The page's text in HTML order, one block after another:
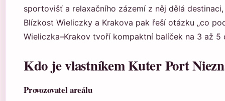
sportovišť a relaxačního zázemí z něj dělá
Blízkost Wieliczky a Krakova pak řeší otázku „co
Wieliczka–Krakov tvoří kompaktní balíček na 3 až 5
Kdo je vlastníkem Kuter Port
Provozovatel areálu